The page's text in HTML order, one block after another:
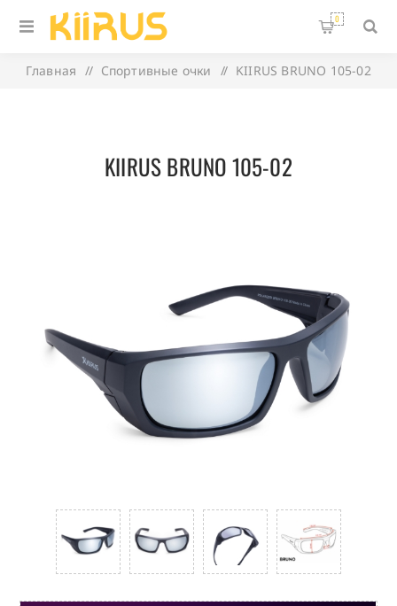
0
Главная / Спортивные очки / KIIRUS BRUNO 105-02
KIIRUS BRUNO 105-02